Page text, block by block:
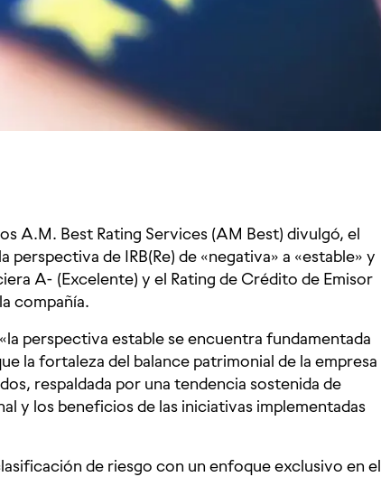
A.M. Best Rating Services (AM Best) divulgó, el
perspectiva de IRB(Re) de «negativa» a «estable» y
A- (Excelente) y el Rating de Crédito de Emisor
compañía.
perspectiva estable se encuentra fundamentada
la fortaleza del balance patrimonial de la empresa
respaldada por una tendencia sostenida de
y los beneficios de las iniciativas implementadas
de riesgo con un enfoque exclusivo en el